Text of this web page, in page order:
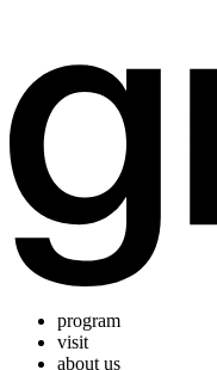
program
visit
about us